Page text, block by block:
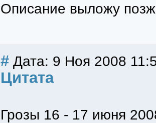
Описание выложу
# Дата: 9 Ноя 2008
Цитата
Грозы 16 - 17 июня